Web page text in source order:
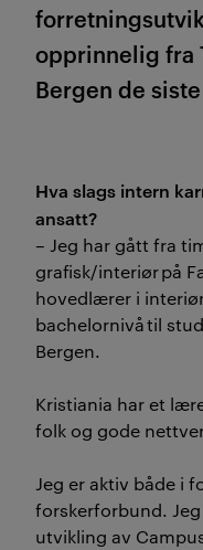
opprinnelig fra
Bergen de
Hva slags intern
ansatt?
– Jeg har gått fra
grafisk/interiør på
hovedlærer i
bachelornivå til
Bergen.
Kristiania har et
folk og gode
Jeg er aktiv både i
forskerforbund.
utvikling av